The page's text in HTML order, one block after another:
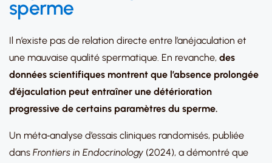
sperme
Il n’existe pas de relation directe entre l’anéjaculation et
une mauvaise qualité spermatique. En revanche, des
données scientifiques montrent que l’absence prolongée
d’éjaculation peut entraîner une détérioration
progressive de certains paramètres du sperme.
Un méta‑analyse d’essais cliniques randomisés, publiée
dans Frontiers in Endocrinology (2024), a démontré que